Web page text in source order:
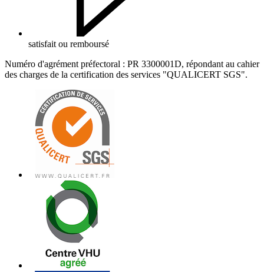
satisfait ou remboursé
Numéro d'agrément préfectoral : PR 3300001D, répondant au cahier
des charges de la certification des services "QUALICERT SGS".